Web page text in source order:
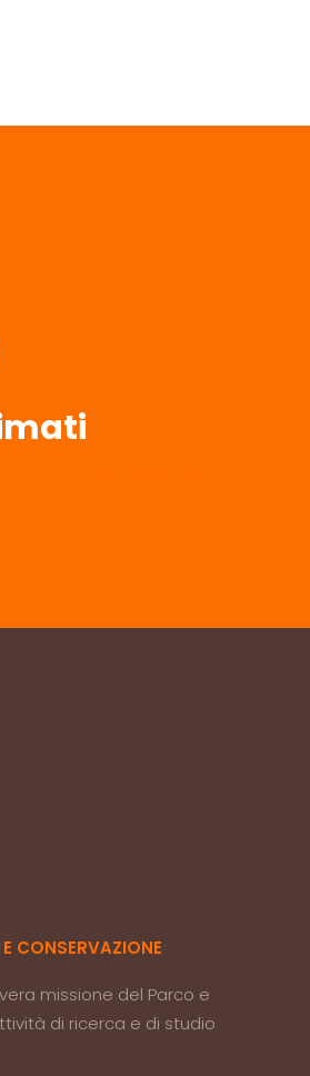
CONSERVAZIONE
missione del Parco e
di ricerca e di studio